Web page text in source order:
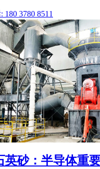
180 3780 8511
英砂：半导体重